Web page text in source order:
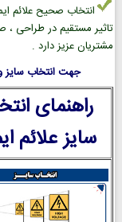
انتخاب صحیح علائم
تاثیر مستقیم در طراحی ،
مشتریان عزیز دارد .
جهت انتخاب سایز
راهنمای
سایز علائم